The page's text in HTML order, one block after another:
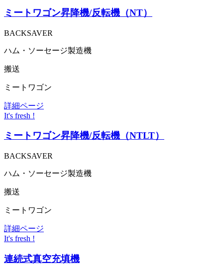
ミートワゴン昇降機/反転機（NT）
BACKSAVER
ハム・ソーセージ製造機
搬送
ミートワゴン
詳細ページ
It's fresh !
ミートワゴン昇降機/反転機（NTLT）
BACKSAVER
ハム・ソーセージ製造機
搬送
ミートワゴン
詳細ページ
It's fresh !
連続式真空充填機